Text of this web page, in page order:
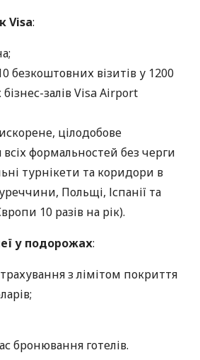
Visa:
безкоштовних візитів у 1200
залів Visa Airport
цілодобове
формальностей без черги
турнікети та коридори в
Польщі, Іспанії та
10 разів на рік).
у подорожах:
з лімітом покриття
бронювання готелів.